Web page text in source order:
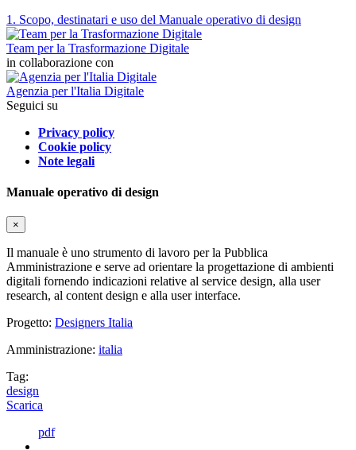
1. Scopo, destinatari e uso del Manuale operativo di design
Team per la Trasformazione Digitale
in collaborazione con
Agenzia per l'Italia Digitale
Seguici su
Privacy policy
Cookie policy
Note legali
Manuale operativo di design
×
Il manuale è uno strumento di lavoro per la Pubblica
Amministrazione e serve ad orientare la progettazione di ambienti
digitali fornendo indicazioni relative al service design, alla user
research, al content design e alla user interface.
Progetto: Designers Italia
Amministrazione: italia
Tag:
design
Scarica
pdf